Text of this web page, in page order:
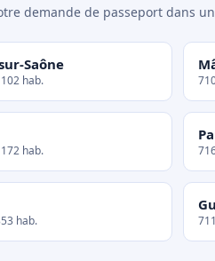
demande de passeport dans
Saône
hab.
hab.
hab.